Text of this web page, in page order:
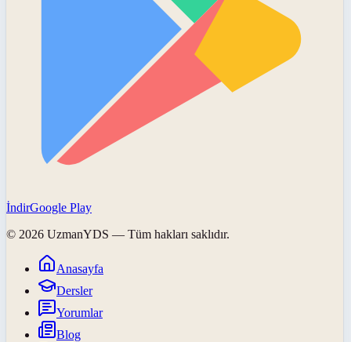
İndirGoogle Play
© 2026 UzmanYDS — Tüm hakları saklıdır.
Anasayfa
Dersler
Yorumlar
Blog